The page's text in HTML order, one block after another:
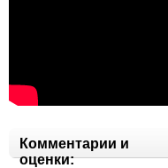
Комментарии и
оценки: